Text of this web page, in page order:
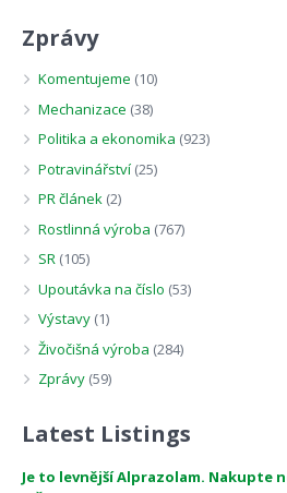
Zprávy
Komentujeme (10)
Mechanizace (38)
Politika a ekonomika (923)
Potravinářství (25)
PR článek (2)
Rostlinná výroba (767)
SR (105)
Upoutávka na číslo (53)
Výstavy (1)
Živočišná výroba (284)
Zprávy (59)
Latest Listings
Je to levnější Alprazolam. Nakupte